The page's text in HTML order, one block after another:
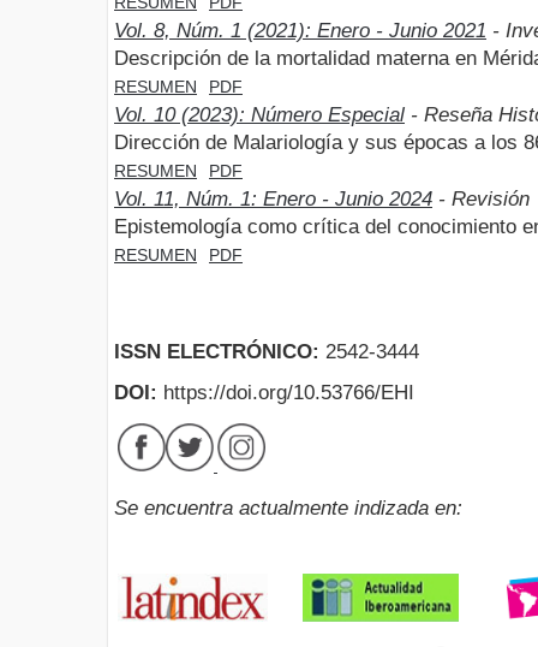
Vol. 8, Núm. 1 (2021): Enero - Junio 2021 -
Descripción de la mortalidad materna en
RESUMEN PDF
Vol. 10 (2023): Número Especial - Reseña
Dirección de Malariología y sus épocas a los
RESUMEN PDF
Vol. 11, Núm. 1: Enero - Junio 2024 - Revisión
Epistemología como crítica del conocimiento
RESUMEN PDF
ISSN ELECTRÓNICO: 2542-3444
DOI: https://doi.org/10.53766/EHI
Se encuentra actualmente indizada en: